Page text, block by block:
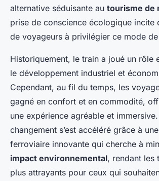
alternative séduisante au tourisme de
prise de conscience écologique incite
de voyageurs à privilégier ce mode
Historiquement, le train a joué un rôle
le développement industriel et
Cependant, au fil du temps, les
gagné en confort et en commodité,
une expérience agréable et
changement s’est accéléré grâce à
ferroviaire innovante qui cherche à
impact environnemental, rendant les
plus attrayants pour ceux qui